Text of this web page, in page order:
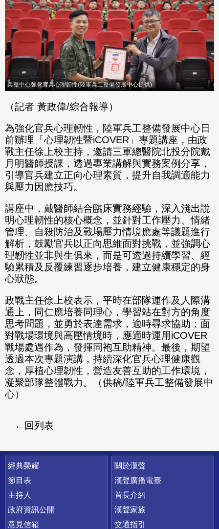
Fac
eBo
ok
Line
兵整中心強化官兵心理韌性(陸軍兵工整備發展中心提供)
（記者 黃政偉/綜合報導）
為強化官兵心理韌性，陸軍兵工整備發展中心日
前辦理「心理韌性暨iCOVER」專題講座，由政
戰主任徐上校主持，邀請三軍總醫院北投分院戴
月明醫師授課，透過專業講解與實務案例分享，
引導官兵建立正向心理素質，提升自我調適能力
與壓力因應技巧。
講座中，戴醫師結合臨床實務經驗，深入淺出說
明心理韌性的核心概念，並針對工作壓力、情緒
管理、自殺防治及戰場壓力情境應處等議題進行
解析，鼓勵官兵以正向思維面對挑戰，並強調心
理韌性並非與生俱來，而是可透過持續學習、經
驗累積及反覆練習逐步培養，建立健康穩定的身
心狀態。
政戰主任徐上校表示，平時在部隊運作及人際溝
通上，同仁應培養同理心，學習站在對方的角度
思考問題，並勇於表達需求，適時尋求協助；面
對戰場環境與高壓情境時，應適時運用iCOVER
戰場處遇作為，發揮同袍互助精神。最後，期望
透過本次專題演講，持續深化官兵心理健康觀
念，厚植心理韌性，營造友善互助的工作環境，
凝聚部隊整體戰力。（供稿/陸軍兵工整備發展中
心）
回列表
快速連結
經典榮耀
節目表
主持人
政府資訊公開
意見信箱
關於漢聲
漢聲廣播電臺
首長介紹
漢聲家族
交通指引